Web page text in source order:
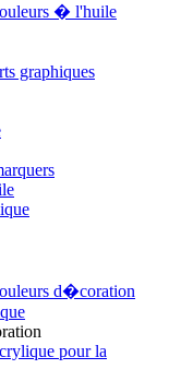
� l'huile
graphiques
d�coration
pour la